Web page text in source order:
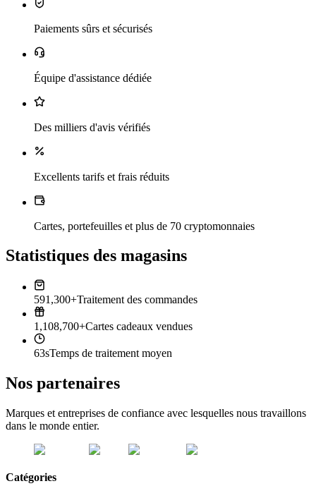
Paiements sûrs et sécurisés
Équipe d'assistance dédiée
Des milliers d'avis vérifiés
Excellents tarifs et frais réduits
Cartes, portefeuilles et plus de 70 cryptomonnaies
Statistiques des magasins
591,300+Traitement des commandes
1,108,700+Cartes cadeaux vendues
63sTemps de traitement moyen
Nos partenaires
Marques et entreprises de confiance avec lesquelles nous travaillons
dans le monde entier.
Catégories